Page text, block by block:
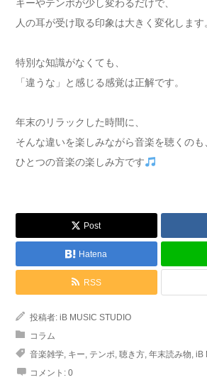
キーやテンポが少し変わるだけで、
人の耳が受け取る印象は大きく変化します
特別な知識がなくても、
「違うな」と感じる感覚は正解です。
年末のリラックした時間に、
そんな違いを楽しみながら音楽を聴くのも
ひとつの音楽の楽しみ方です
Post
Hatena
RSS
投稿者: iB MUSIC STUDIO
コラム
音楽雑学, キー, テンポ, 聴き方, 年末読み物, iB
コメント: 0